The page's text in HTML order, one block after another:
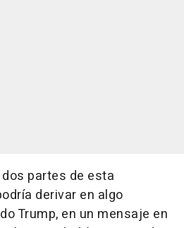
partes de esta
derivar en algo
Trump, en un mensaje en